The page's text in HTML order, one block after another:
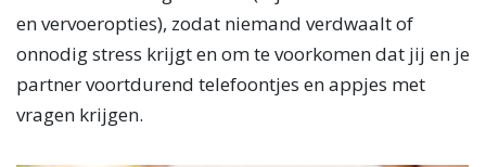
en vervoeropties), zodat niemand verdwaalt of
onnodig stress krijgt en om te voorkomen dat jij en je
partner voortdurend telefoontjes en appjes met
vragen krijgen.